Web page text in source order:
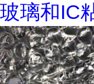
玻璃和IC